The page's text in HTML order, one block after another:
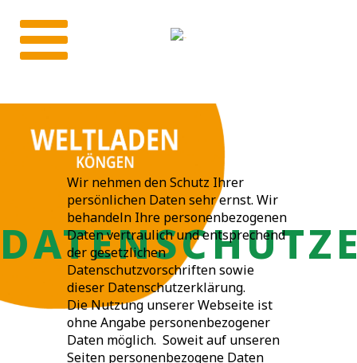
Wir nehmen den Schutz Ihrer
persönlichen Daten sehr ernst. Wir
behandeln Ihre personenbezogenen
Daten vertraulich und entsprechend
der gesetzlichen
Datenschutzvorschriften sowie
dieser Datenschutzerklärung.
Die Nutzung unserer Webseite ist
ohne Angabe personenbezogener
Daten möglich. Soweit auf unseren
Seiten personenbezogene Daten